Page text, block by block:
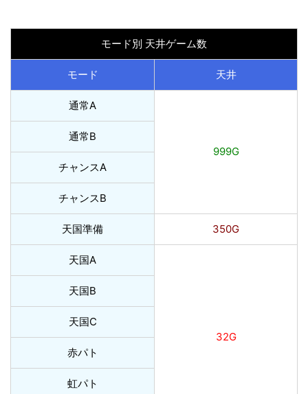
モード別 天井ゲーム数
モード 天井
通常A
999G
通常B
チャンスA
チャンスB
天国準備 350G
天国A
32G
天国B
天国C
赤パト
虹パト